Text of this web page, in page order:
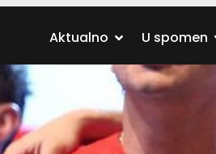
Aktualno U spomen